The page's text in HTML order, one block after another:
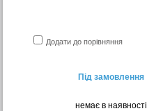
Додати до порівняння
Під замовлення
немає в наявності